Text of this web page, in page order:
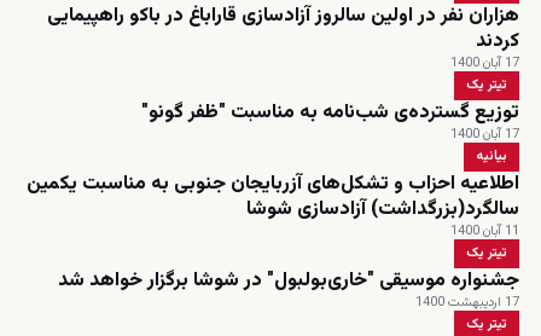
هزاران نفر در اولین سالروز آزادسازی قاراباغ در باکو راهپیمایی
کردند
17 آبان 1400
تیتر یک
توزیع گسترده‌ی شب‌نامه‌ به مناسبت "ظفر گونو"
17 آبان 1400
بیانیه
اطلاعیه احزاب و تشکل‌های آزربایجان جنوبی به مناسبت یکمین
سالگرد(بزرگداشت) آزادسازی شوشا
11 آبان 1400
تیتر یک
جشنواره موسیقی "خاری‌بولبول" در شوشا برگزار خواهد شد
17 اردیبهشت 1400
تیتر یک